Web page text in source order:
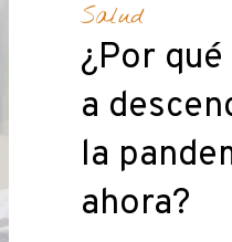
Salud
¿Por
a
la
ahora?